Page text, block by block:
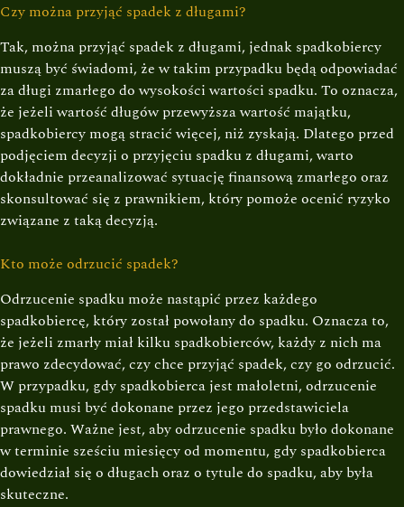
Czy można przyjąć spadek z długami?
Tak, można przyjąć spadek z długami, jednak spadkobiercy
muszą być świadomi, że w takim przypadku będą odpowiadać
za długi zmarłego do wysokości wartości spadku. To oznacza,
że jeżeli wartość długów przewyższa wartość majątku,
spadkobiercy mogą stracić więcej, niż zyskają. Dlatego przed
podjęciem decyzji o przyjęciu spadku z długami, warto
dokładnie przeanalizować sytuację finansową zmarłego oraz
skonsultować się z prawnikiem, który pomoże ocenić ryzyko
związane z taką decyzją.
Kto może odrzucić spadek?
Odrzucenie spadku może nastąpić przez każdego
spadkobiercę, który został powołany do spadku. Oznacza to,
że jeżeli zmarły miał kilku spadkobierców, każdy z nich ma
prawo zdecydować, czy chce przyjąć spadek, czy go odrzucić.
W przypadku, gdy spadkobierca jest małoletni, odrzucenie
spadku musi być dokonane przez jego przedstawiciela
prawnego. Ważne jest, aby odrzucenie spadku było dokonane
w terminie sześciu miesięcy od momentu, gdy spadkobierca
dowiedział się o długach oraz o tytule do spadku, aby była
skuteczne.